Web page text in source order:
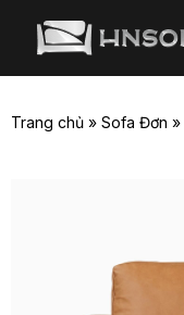
Trang chủ» Sofa Đơn »